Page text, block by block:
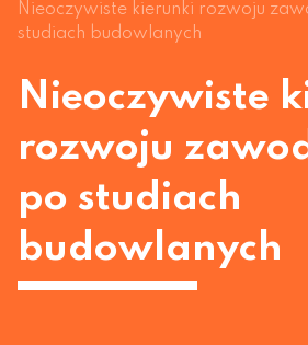
Nieoczywiste kierunki rozwoju
studiach budowlanych
Nieoczywiste
rozwoju
po studiach
budowlanych